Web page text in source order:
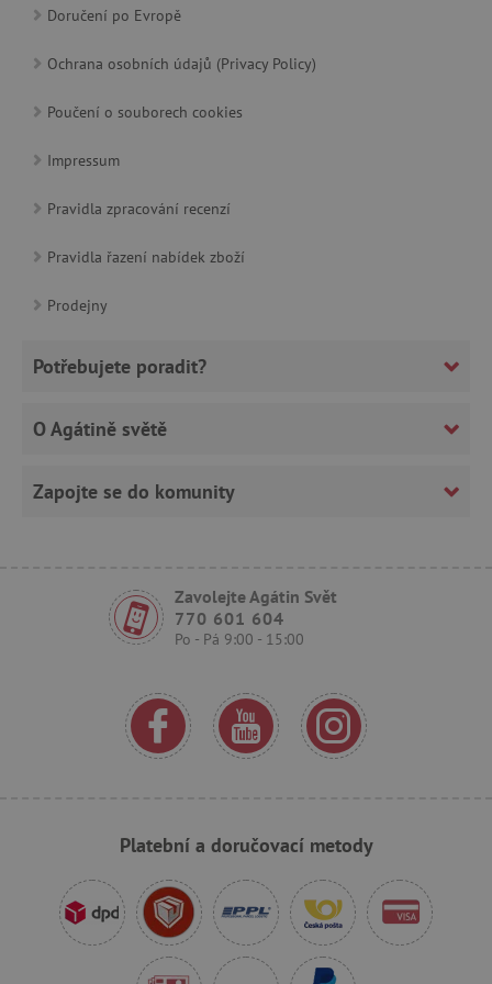
Doručení po Evropě
Ochrana osobních údajů (Privacy Policy)
Poučení o souborech cookies
Impressum
Pravidla zpracování recenzí
Pravidla řazení nabídek zboží
Prodejny
Potřebujete poradit?
O Agátině světě
Zapojte se do komunity
Zavolejte Agátin Svět
770 601 604
Po - Pá 9:00 - 15:00
Platební a doručovací metody
_lb_ccc
CookieScriptConsent
www.agatinsvet.cz